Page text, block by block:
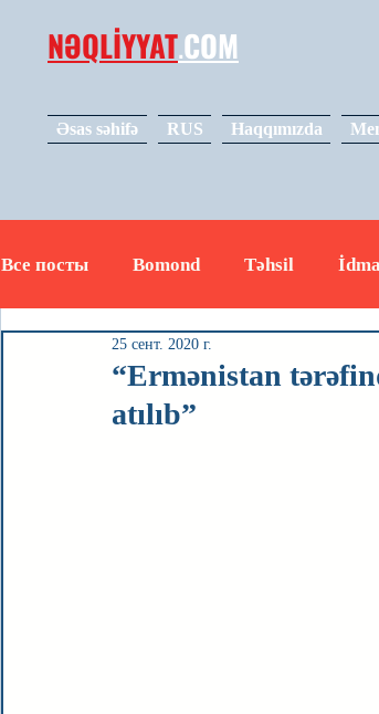
NƏQLİYYAT.COM
Əsas səhifə RUS Haqqımızda
Все посты Bomond Təhsil
Video
“Ermənistan
atılıb”
25 сент. 2020 г.